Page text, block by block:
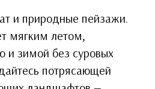
и природные пейзажи.
мягким летом,
и зимой без суровых
потрясающей